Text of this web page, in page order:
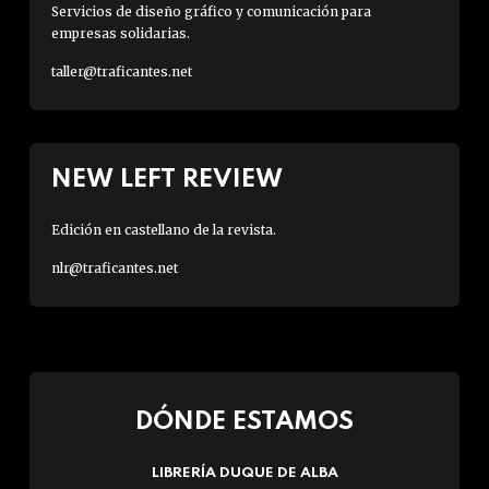
Servicios de diseño gráfico y comunicación para
empresas solidarias.
taller@traficantes.net
NEW LEFT REVIEW
Edición en castellano de la revista.
nlr@traficantes.net
DÓNDE ESTAMOS
LIBRERÍA DUQUE DE ALBA